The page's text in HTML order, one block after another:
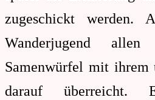
zugeschickt werden.
Wanderjugend allen
Samenwürfel mit ihrem
darauf überreicht.